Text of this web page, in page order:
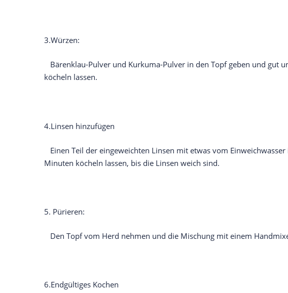
3.Würzen:
Bärenklau-Pulver und Kurkuma-Pulver in den Topf geben und gut
köcheln lassen.
4.Linsen hinzufügen
Einen Teil der eingeweichten Linsen mit etwas vom
Minuten köcheln lassen, bis die Linsen weich sind.
5. Pürieren:
Den Topf vom Herd nehmen und die Mischung mit einem
6.Endgültiges Kochen